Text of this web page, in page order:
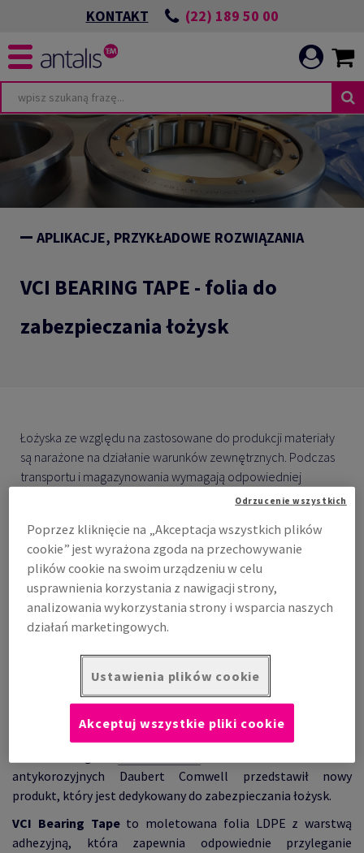
KONTAKT (22) 189 50 00
APLIKACJE, PRZYKŁADOWE ROZWIĄZANIA
VCI BEARING TAPE - folia do
zabezpieczania łożysk
Łożyska ze względu na zastosowane do produkcji materiały
są narażone na działanie warunków zewnętrznych. Podczas
transportu i magazynowania wymagają odpowiedniej
ochrony antykorozyjnej. Bardzo często spotykaną metodą
Procesowi który, z jednej strony jest szkodliwy dla
środowiska, a z drugiej powoduje konieczność jego
oczyszczenia przed montażem.
Folia antykorozyjna do zabezpieczania łożysk
VCI Bearing Tape
antykorozyjnych Daubert Comwell przedstawił nowy
produkt, który jest dedykowany do zabezpieczania łożysk.
VCI Bearing Tapeto moletowana folia LDPE z warstwą
adhezyjną, która zapewnia odpowiednie przyleganie
Poprzez kliknięcie na „Akceptacja wszystkich plików
cookie” jest wyrażona zgoda na przechowywanie
plików cookie na swoim urządzeniu w celu
usprawnienia korzystania z nawigacji strony,
analizowania wykorzystania strony i wsparcia naszych
działań marketingowych.
Ustawienia plików cookie
Odrzucenie wszystkich
Akceptuj wszystkie pliki cookie